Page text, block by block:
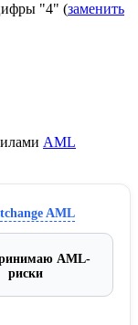
"4" (заменить
AML
AML
AML-
риски